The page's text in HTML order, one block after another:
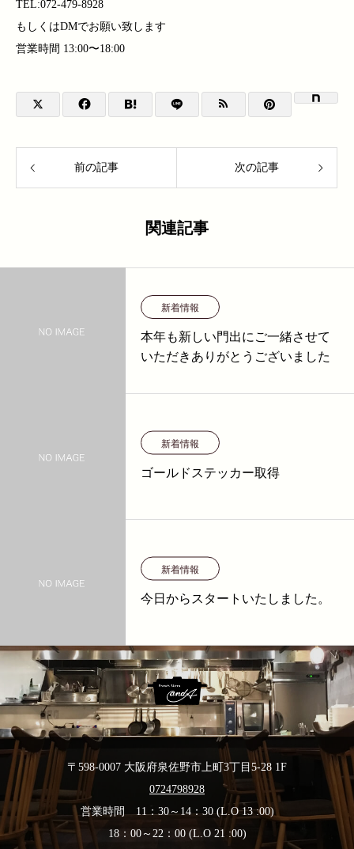
TEL:072-479-8928
もしくはDMでお願い致します
営業時間 13:00〜18:00
前の記事 次の記事
関連記事
新着情報
本年も新しい門出にご一緒させて
いただきありがとうございました
新着情報
ゴールドステッカー取得
新着情報
今日からスタートいたしました。
〒598-0007 大阪府泉佐野市上町3丁目5-28 1F
0724798928
営業時間 11：30～14：30 (L.O 13 :00)
18：00～22：00 (L.O 21 :00)